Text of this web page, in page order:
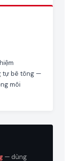
tự bê tông —
môi
— dùng